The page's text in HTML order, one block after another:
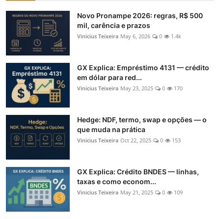
Novo Pronampe 2026: regras, R$ 500
mil, carência e prazos
Vinicius Teixeira May 6, 2026 0 1.4k
GX Explica: Empréstimo 4131 — crédito
em dólar para red...
Vinicius Teixeira May 23, 2025 0 170
Hedge: NDF, termo, swap e opções — o
que muda na prática
Vinicius Teixeira Oct 22, 2025 0 153
GX Explica: Crédito BNDES — linhas,
taxas e como econom...
Vinicius Teixeira May 21, 2025 0 109